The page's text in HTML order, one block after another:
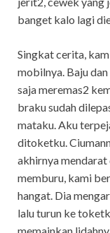
banget kalo lagi
Singkat cerita,
mobilnya. Baju
saja meremas2
braku sudah
mataku. Aku
ditoketku.
akhirnya
memburu, kami
hangat. Dia
lalu turun ke
memainkan